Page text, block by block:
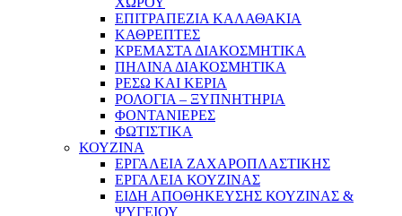
ΕΠΙΤΡΑΠΕΖΙΑ ΚΑΛΑΘΑΚΙΑ
ΚΑΘΡΕΠΤΕΣ
ΚΡΕΜΑΣΤΑ ΔΙΑΚΟΣΜΗΤΙΚΑ
ΠΗΛΙΝΑ ΔΙΑΚΟΣΜΗΤΙΚΑ
ΡΕΣΩ ΚΑΙ ΚΕΡΙΑ
ΡΟΛΟΓΙΑ – ΞΥΠΝΗΤΗΡΙΑ
ΦΟΝΤΑΝΙΕΡΕΣ
ΦΩΤΙΣΤΙΚΑ
ΚΟΥΖΙΝΑ
ΕΡΓΑΛΕΙΑ ΖΑΧΑΡΟΠΛΑΣΤΙΚΗΣ
ΕΡΓΑΛΕΙΑ ΚΟΥΖΙΝΑΣ
ΕΙΔΗ ΑΠΟΘΗΚΕΥΣΗΣ ΚΟΥΖΙΝΑΣ &
ΨΥΓΕΙΟΥ